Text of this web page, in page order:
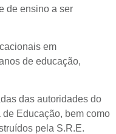
de ensino a ser
em
de educação,
das autoridades do
Educação, bem como
pela S.R.E.